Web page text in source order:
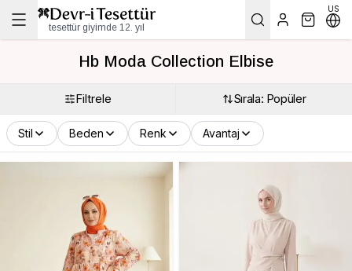
tesettür giyimde 12. yıl
US
Hb Moda Collection Elbise
Filtrele Sırala: Popüler
Stil Beden Renk Avantaj